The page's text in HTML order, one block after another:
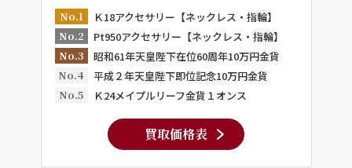
No.1
Ｋ18アクセサリー【ネックレス・指輪】
No.2
Pt950アクセサリー【ネックレス・指輪】
No.3
昭和61年天皇陛下在位60周年10万円金貨
No.4
平成２年天皇陛下即位記念10万円金貨
No.5
Ｋ24メイプルリーフ金貨１オンス
買取価格表